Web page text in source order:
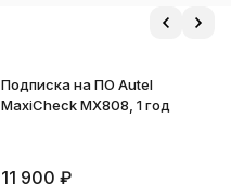
Подписка на ПО Autel
MaxiCheck MX808, 1 год
11 900 ₽